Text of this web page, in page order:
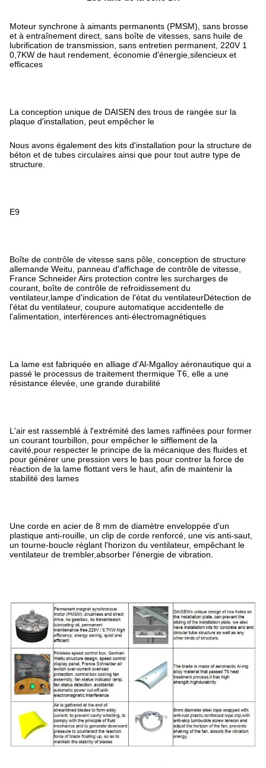
Moteur synchrone à aimants permanents (PMSM), sans brosse
et à entraînement direct, sans boîte de vitesses, sans huile de
lubrification de transmission, sans entretien permanent, 220V 1
0,7KW de haut rendement, économie d'énergie,silencieux et
efficaces
La conception unique de DAISEN des trous de rangée sur la
plaque d'installation, peut empêcher le
Nous avons également des kits d'installation pour la structure de
béton et de tubes circulaires ainsi que pour tout autre type de
structure.
E9
Boîte de contrôle de vitesse sans pôle, conception de structure
allemande Weitu, panneau d'affichage de contrôle de vitesse,
France Schneider Airs protection contre les surcharges de
courant, boîte de contrôle de refroidissement du
ventilateur,lampe d'indication de l'état du ventilateurDétection de
l'état du ventilateur, coupure automatique accidentelle de
l'alimentation, interférences anti-électromagnétiques
La lame est fabriquée en alliage d'Al-Mgalloy aéronautique qui a
passé le processus de traitement thermique T6, elle a une
résistance élevée, une grande durabilité
L'air est rassemblé à l'extrémité des lames raffinées pour former
un courant tourbillon, pour empêcher le sifflement de la
cavité,pour respecter le principe de la mécanique des fluides et
pour générer une pression vers le bas pour contrer la force de
réaction de la lame flottant vers le haut, afin de maintenir la
stabilité des lames
Une corde en acier de 8 mm de diamètre enveloppée d'un
plastique anti-rouille, un clip de corde renforcé, une vis anti-saut,
un tourne-boucle réglant l'horizon du ventilateur, empêchant le
ventilateur de trembler,absorber l'énergie de vibration.